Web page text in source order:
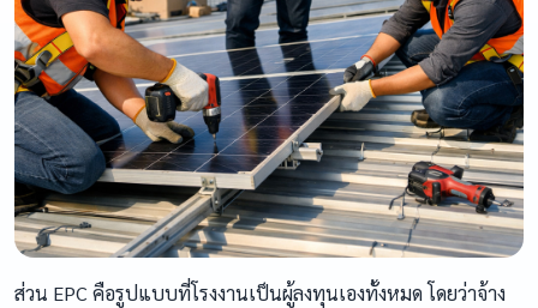
ส่วน EPC คือรูปแบบที่โรงงานเป็นผู้ลงทุนเองทั้งหมด โดยว่าจ้าง